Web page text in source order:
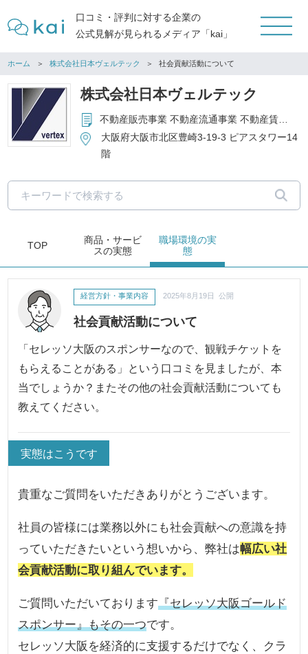
口コミ・評判に対する企業の
公式見解が見られるメディア「kai」
ホーム 株式会社日本ヴェルテック 社会貢献活動について
株式会社日本ヴェルテック
不動産販売事業 不動産流通事業 不動産賃貸管理業 その他不動産に関するコンサルティング等
大阪府大阪市北区豊崎3-19-3 ピアスタワー14
階
TOP
商品・サービ
スの実態
職場環境の実
態
社会貢献活動について
経営方針・事業内容 2025年8月19日 公開
「セレッソ大阪のスポンサーなので、観戦チケットを
もらえることがある」という口コミを見ましたが、本
当でしょうか？またその他の社会貢献活動についても
教えてください。
実態はこうです
貴重なご質問をいただきありがとうございます。
社員の皆様には業務以外にも社会貢献への意識を持
っていただきたいという想いから、弊社は幅広い社
会貢献活動に取り組んでいます。
ご質問いただいております『セレッソ大阪ゴールド
スポンサー』もその一つです。
セレッソ大阪を経済的に支援するだけでなく、クラ